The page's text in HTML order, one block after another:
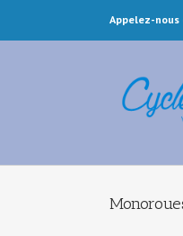
Appelez-nous